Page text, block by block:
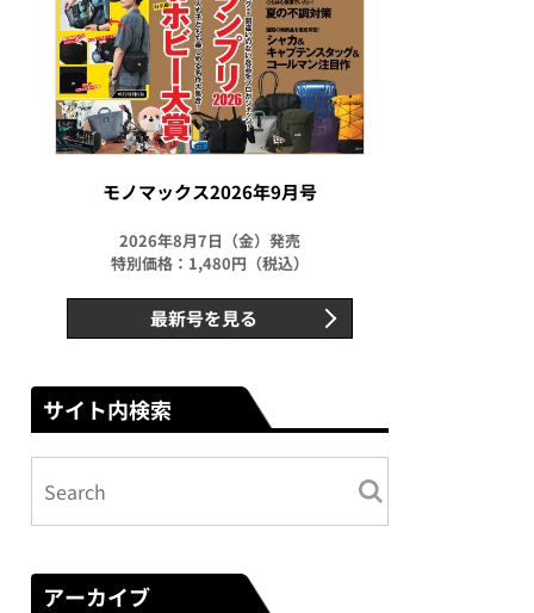
モノマックス2026年9月号
2026年8月7日（金）発売
特別価格：1,480円（税込）
最新号を見る
サイト内検索
アーカイブ